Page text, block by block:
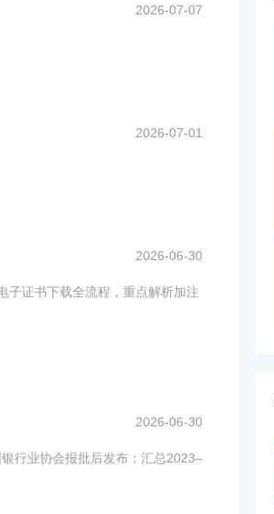
2026-07-07
2026-07-01
2026-06-30
子证书下载全流程，重点解析加注
2026-06-30
行业协会报批后发布；汇总2023–